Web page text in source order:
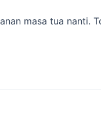
masa tua nanti.